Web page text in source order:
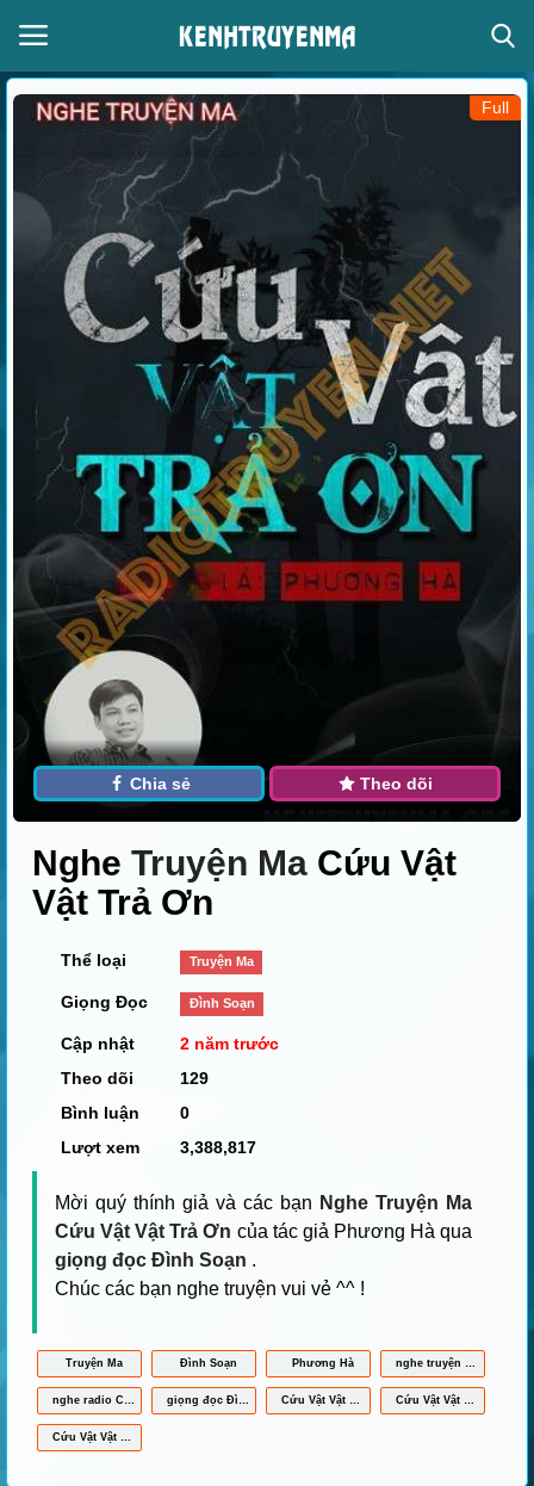
Đăng ký
Thể loại
Giọng đọc
Trang chủ
Giới thiệu
Full
Chia sẻ Theo dõi
Nghe Truyện Ma Cứu Vật
Vật Trả Ơn
Thể loại Truyện Ma
Giọng Đọc Đình Soạn
Cập nhật
2 năm trước
Theo dõi
129
Bình luận
0
Lượt xem
3,388,817
Mời quý thính giả và các bạn Nghe Truyện Ma
Cứu Vật Vật Trả Ơn của tác giả Phương Hà qua
giọng đọc Đình Soạn .
Chúc các bạn nghe truyện vui vẻ ^^ !
Truyện Ma Đình Soạn Phương Hà